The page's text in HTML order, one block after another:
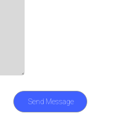
Send Message